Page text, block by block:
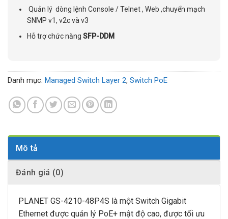
Quản lý dòng lệnh Console / Telnet , Web ,chuyển mạch
SNMP v1, v2c và v3
Hỗ trợ chức năngSFP-DDM
Danh mục: Managed Switch Layer 2, Switch PoE
Mô tả
Đánh giá (0)
PLANET GS-4210-48P4S là một Switch Gigabit
Ethernet được quản lý PoE+ mật độ cao, được tối ưu